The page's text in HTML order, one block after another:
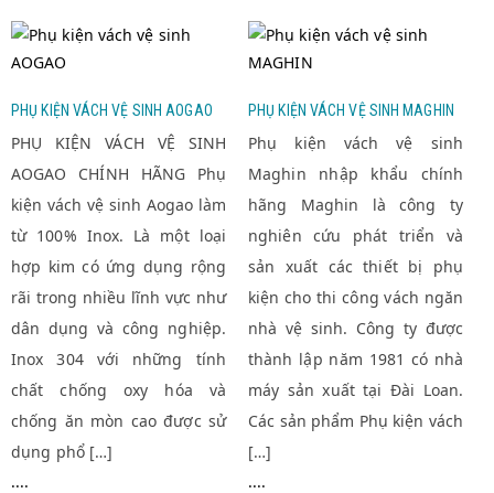
PHỤ KIỆN VÁCH VỆ
PHỤ KIỆN VÁCH VỆ SINH AOGAO
PHỤ KIỆN VÁCH VỆ SINH
AOGAO CHÍNH HÃNG Phụ
kiện vách vệ sinh Aogao làm
từ 100% Inox. Là một loại
hợp kim có ứng dụng rộng
rãi trong nhiều lĩnh vực như
dân dụng và công nghiệp.
Inox 304 với những tính
chất chống oxy hóa và
chống ăn mòn cao được sử
dụng phổ […]
....
PHỤ KIỆN VÁCH VỆ
SINH MAGHIN
PHỤ KIỆN VÁCH VỆ SINH MAGHIN
Phụ kiện vách vệ sinh
Maghin nhập khẩu chính
hãng Maghin là công ty
nghiên cứu phát triển và
sản xuất các thiết bị phụ
kiện cho thi công vách ngăn
nhà vệ sinh. Công ty được
thành lập năm 1981 có nhà
máy sản xuất tại Đài Loan.
Các sản phẩm Phụ kiện vách
[…]
....